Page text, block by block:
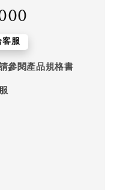
服
參閱產品規格書